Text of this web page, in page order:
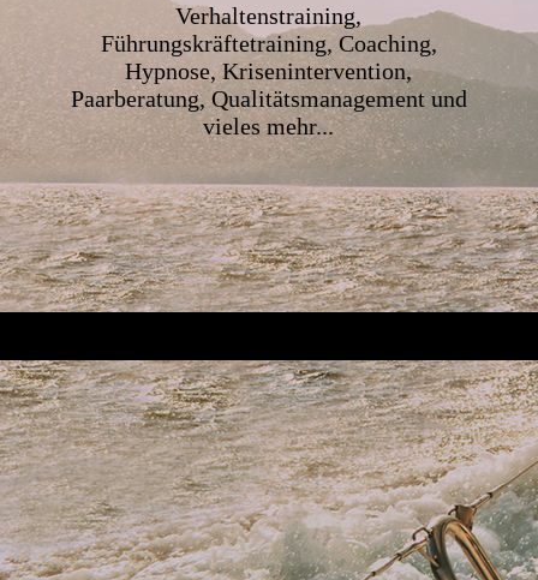
Verhaltenstraining,
Führungskräftetraining, Coaching,
Hypnose, Krisenintervention,
Paarberatung, Qualitätsmanagement und
vieles mehr...